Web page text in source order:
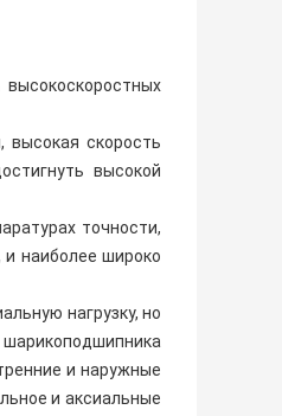
высокая скорость
высокой
точности,
наиболее широко
нагрузку, но
и наружные
и аксиальные